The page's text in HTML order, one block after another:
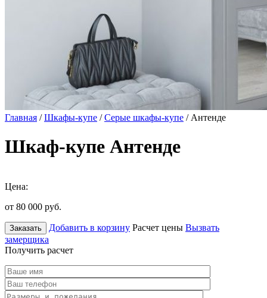
Главная /Шкафы-купе /Серые шкафы-купе / Антенде
Шкаф-купе Антенде
Цена:
от 80 000 руб.
Заказать Добавить в корзину Расчет цены Вызвать
замерщика
Получить расчет